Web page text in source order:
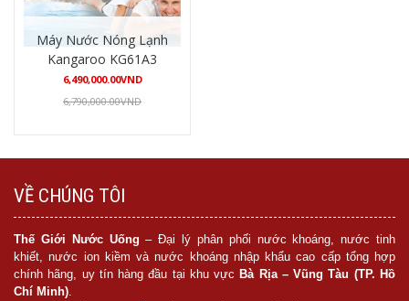
Máy Nước Nóng Lạnh
Kangaroo KG61A3
6,490,000.00VND
6,790,000.00VND
VỀ CHÚNG TÔI
Thế Giới Nước Uống – Đại lý phân phối nước khoáng, nước tinh
khiết, nước ion kiềm và nước khoáng nhập khẩu cao cấp tổng hợp
chính hãng, uy tín hàng đầu tại khu vực Bà Rịa – Vũng Tàu (TP. Hồ
Chí Minh).